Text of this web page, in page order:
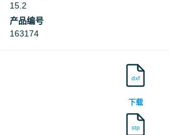
15.2
产品编号
163174
dxf
下载
stp